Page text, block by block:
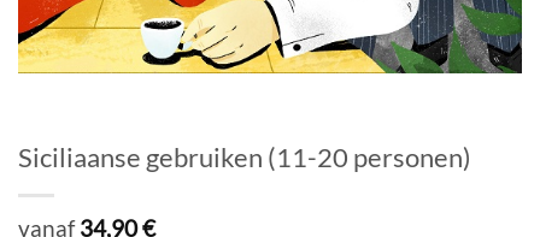
Siciliaanse gebruiken (11-20 personen)
vanaf34,90€